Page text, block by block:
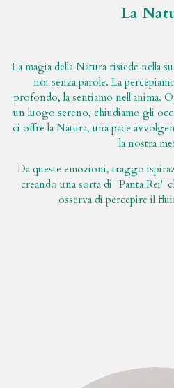
La
La magia della Natura risiede nella
noi senza parole. La
profondo, la sentiamo nell'anima.
un luogo sereno, chiudiamo gli
ci offre la Natura, una pace
la nostra
Da queste emozioni, traggo
creando una sorta di "Panta Rei"
osserva di percepire il